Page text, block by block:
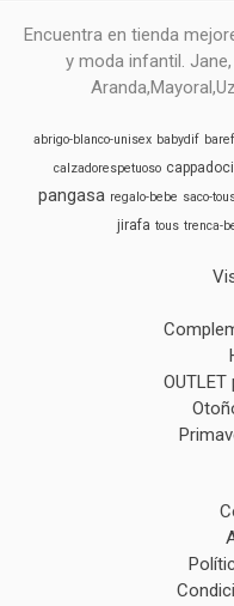
Encuentra en tienda
y moda infantil.
abrigo-blanco-unisex babydif
calzadorespetuoso
pangasa regalo-bebe saco-
jirafa tous trenca-